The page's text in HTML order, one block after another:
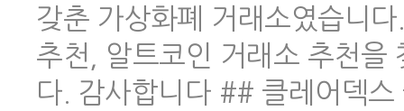
갖춘 가상화폐 거래소였습니
추천, 알트코인 거래소 추천을
다. 감사합니다 ## 클레어덱